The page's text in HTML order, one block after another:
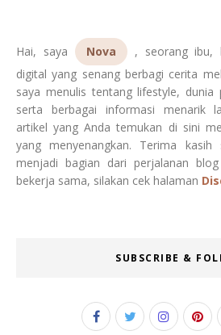
Hai, saya Nova
, seorang ibu,
digital yang senang berbagi cerita
saya menulis tentang lifestyle, dunia
serta berbagai informasi menarik
artikel yang Anda temukan di sini
yang menyenangkan. Terima kasih
menjadi bagian dari perjalanan
bekerja sama, silakan cek halaman
SUBSCRIBE &